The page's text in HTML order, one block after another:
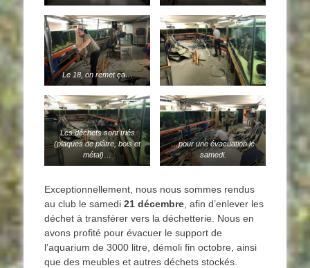
Le 18, on remet ça…
Les déchets sont triés
(plaques de plâtre, bois et
métal)…
…pour une évacuation le
samedi.
Exceptionnellement, nous nous sommes rendus
au club le samedi 21 décembre , afin d’enlever les
déchet à transférer vers la déchetterie. Nous en
avons profité pour évacuer le support de
l’aquarium de 3000 litre, démoli fin octobre, ainsi
que des meubles et autres déchets stockés.